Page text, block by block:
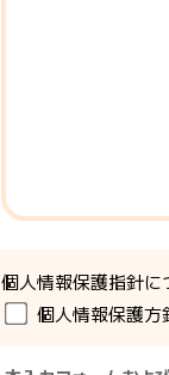
個人情報保護指針に
個人情報保護方